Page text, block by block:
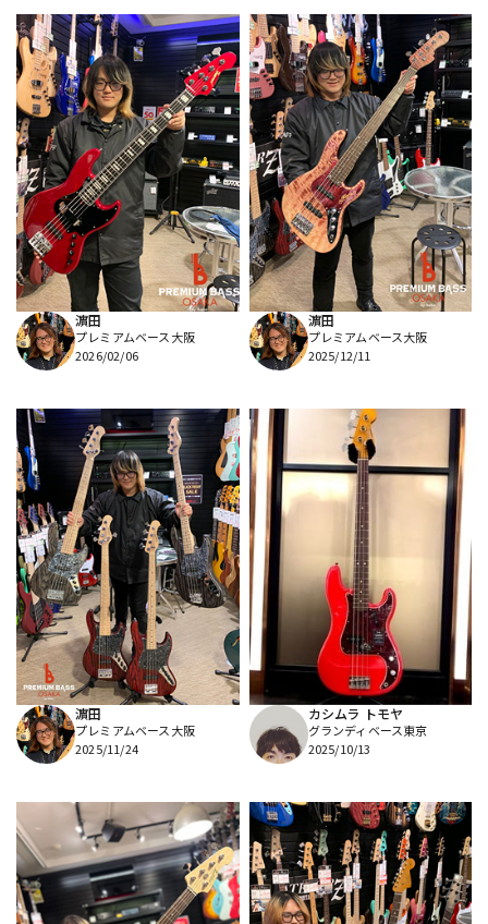
濵田
プレミアムベース大阪
2026/02/06
濵田
プレミアムベース大阪
2025/12/11
濵田
プレミアムベース大阪
2025/11/24
カシムラ トモヤ
グランディベース東京
2025/10/13